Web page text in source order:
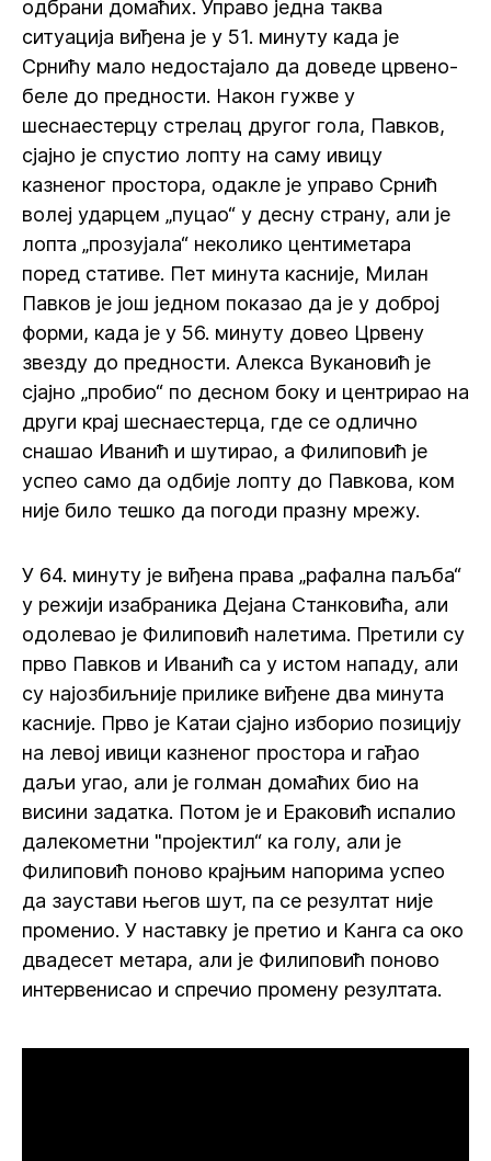
одбрани домаћих. Управо једна таква
ситуација виђена је у 51. минуту када је
Срнићу мало недостајало да доведе црвено-
беле до предности. Након гужве у
шеснаестерцу стрелац другог гола, Павков,
сјајно је спустио лопту на саму ивицу
казненог простора, одакле је управо Срнић
волеј ударцем „пуцао“ у десну страну, али је
лопта „прозујала“ неколико центиметара
поред стативе. Пет минута касније, Милан
Павков је још једном показао да је у доброј
форми, када је у 56. минуту довео Црвену
звезду до предности. Алекса Вукановић је
сјајно „пробио“ по десном боку и центрирао на
други крај шеснаестерца, где се одлично
снашао Иванић и шутирао, а Филиповић је
успео само да одбије лопту до Павкова, ком
није било тешко да погоди празну мрежу.
У 64. минуту је виђена права „рафална паљба“
у режији изабраника Дејана Станковића, али
одолевао је Филиповић налетима. Претили су
прво Павков и Иванић са у истом нападу, али
су најозбиљније прилике виђене два минута
касније. Прво је Катаи сјајно изборио позицију
на левој ивици казненог простора и гађао
даљи угао, али је голман домаћих био на
висини задатка. Потом је и Ераковић испалио
далекометни "пројектил“ ка голу, али је
Филиповић поново крајњим напорима успео
да заустави његов шут, па се резултат није
променио. У наставку је претио и Канга са око
двадесет метара, али је Филиповић поново
интервенисао и спречио промену резултата.